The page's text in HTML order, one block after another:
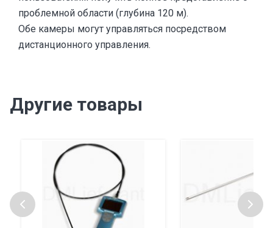
проблемной области (глубина 120 м).
Обе камеры могут управляться посредством
дистанционного управления.
Другие товары